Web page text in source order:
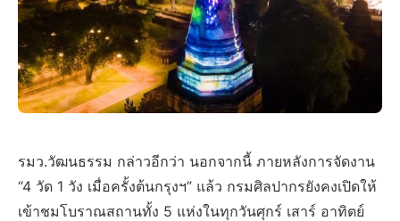
รมว.วัฒนธรรม กล่าวอีกว่า นอกจากนี้ ภายหลังการจัดงาน
“4 วัด 1 วัง เมื่อครั้งต้นกรุงฯ” แล้ว กรมศิลปากรยังคงเปิดให้
เข้าชมโบราณสถานทั้ง 5 แห่งในทุกวันศุกร์ เสาร์ อาทิตย์